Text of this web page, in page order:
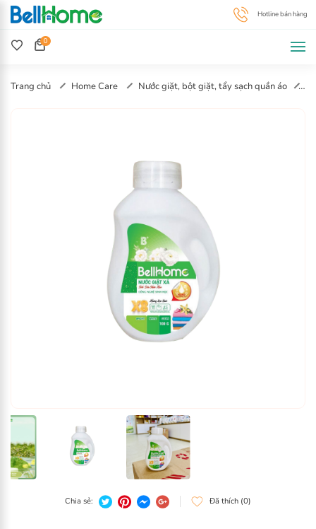
0
Trang chủ Home Care
Nước giặt, bột giặt, tẩy sạch quần áo